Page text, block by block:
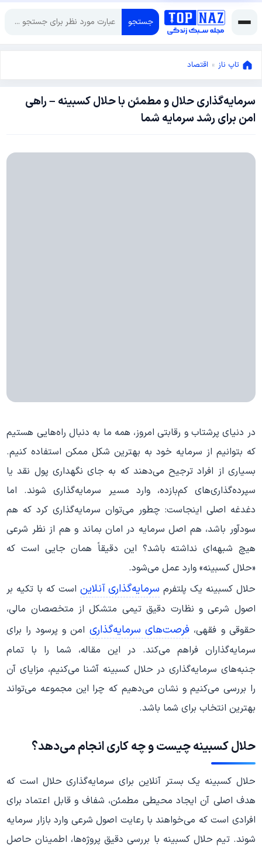
جستجو
تاپ ناز » اقتصاد
سرمایه‌گذاری حلال و مطمئن با حلال کسبینه – راهی
امن برای رشد سرمایه شما
آگوست
25,
25,
در دنیای پرشتاب و رقابتی امروز، همه ما به دنبال راه‌هایی هستیم
که بتوانیم از سرمایه خود به بهترین شکل ممکن استفاده کنیم.
بسیاری از افراد ترجیح می‌دهند که به جای نگهداری پول نقد یا
سپرده‌گذاری‌های کم‌بازده، وارد مسیر سرمایه‌گذاری شوند. اما
دغدغه اصلی اینجاست: چطور می‌توان سرمایه‌گذاری کرد که هم
سودآور باشد، هم اصل سرمایه در امان بماند و هم از نظر شرعی
هیچ شبهه‌ای نداشته باشد؟ این دقیقاً همان جایی است که
«حلال کسبینه» وارد عمل می‌شود.
حلال کسبینه یک پلتفرم سرمایه‌گذاری آنلاین است که با تکیه بر
اصول شرعی و نظارت دقیق تیمی متشکل از متخصصان مالی،
حقوقی و فقهی،فرصت‌های سرمایه‌گذاری امن و پرسود را برای
سرمایه‌گذاران فراهم می‌کند. در این مقاله، شما را با تمام
جنبه‌های سرمایه‌گذاری در حلال کسبینه آشنا می‌کنیم، مزایای آن
را بررسی می‌کنیم و نشان می‌دهیم که چرا این مجموعه می‌تواند
بهترین انتخاب برای شما باشد.
حلال کسبینه چیست و چه کاری انجام می‌دهد؟
حلال کسبینه یک بستر آنلاین برای سرمایه‌گذاری حلال است که
هدف اصلی آن ایجاد محیطی مطمئن، شفاف و قابل اعتماد برای
افرادی است که می‌خواهند با رعایت اصول شرعی وارد بازار سرمایه
شوند. تیم حلال کسبینه با بررسی دقیق پروژه‌ها، اطمینان حاصل